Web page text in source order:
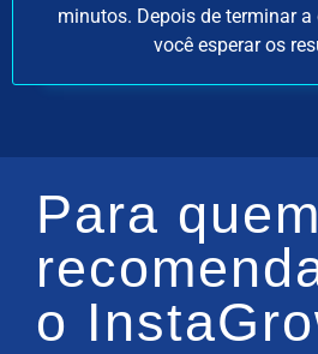
minutos. Depois de terminar
você esperar os
Para
o